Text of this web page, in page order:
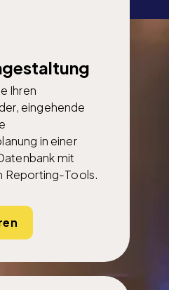
Ihren
eingehende
in einer
mit
Reporting-Tools.